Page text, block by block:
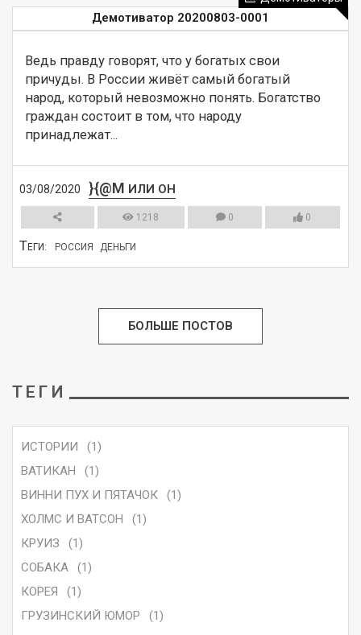
Демотиватор 20200803-0001
Ведь правду говорят, что у богатых свои
причуды. В России живёт самый богатый
народ, который невозможно понять. Богатство
граждан состоит в том, что народу
принадлежат...
03/08/2020 }{@M ИЛИ ОН
1218 0 0
ТЕГИ: РОССИЯ ДЕНЬГИ
БОЛЬШЕ ПОСТОВ
ТЕГИ
ИСТОРИИ
(1)
ВАТИКАН
(1)
ВИННИ ПУХ И ПЯТАЧОК
(1)
ХОЛМС И ВАТСОН
(1)
КРУИЗ
(1)
СОБАКА
(1)
КОРЕЯ
(1)
ГРУЗИНСКИЙ ЮМОР
(1)